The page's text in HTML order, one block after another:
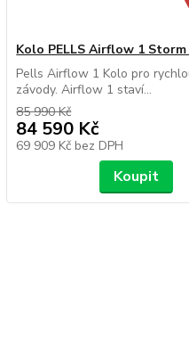
Kolo PELLS Airflow 1
Pells Airflow 1 Kolo pro
závody. Airflow 1 staví...
85 990 Kč
84 590 Kč
69 909 Kč bez DPH
Koupit